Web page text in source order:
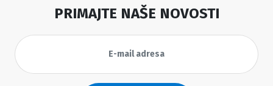
PRIMAJTE NAŠE NOVOSTI